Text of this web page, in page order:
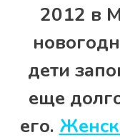
2012 в
дети
еще
его.